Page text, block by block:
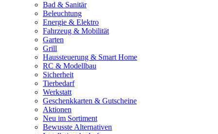
Bad & Sanitär
Beleuchtung
Energie & Elektro
Fahrzeug & Mobilität
Garten
Grill
Haussteuerung & Smart Home
RC & Modellbau
Sicherheit
Tierbedarf
Werkstatt
Geschenkkarten & Gutscheine
Aktionen
Neu im Sortiment
Bewusste Alternativen